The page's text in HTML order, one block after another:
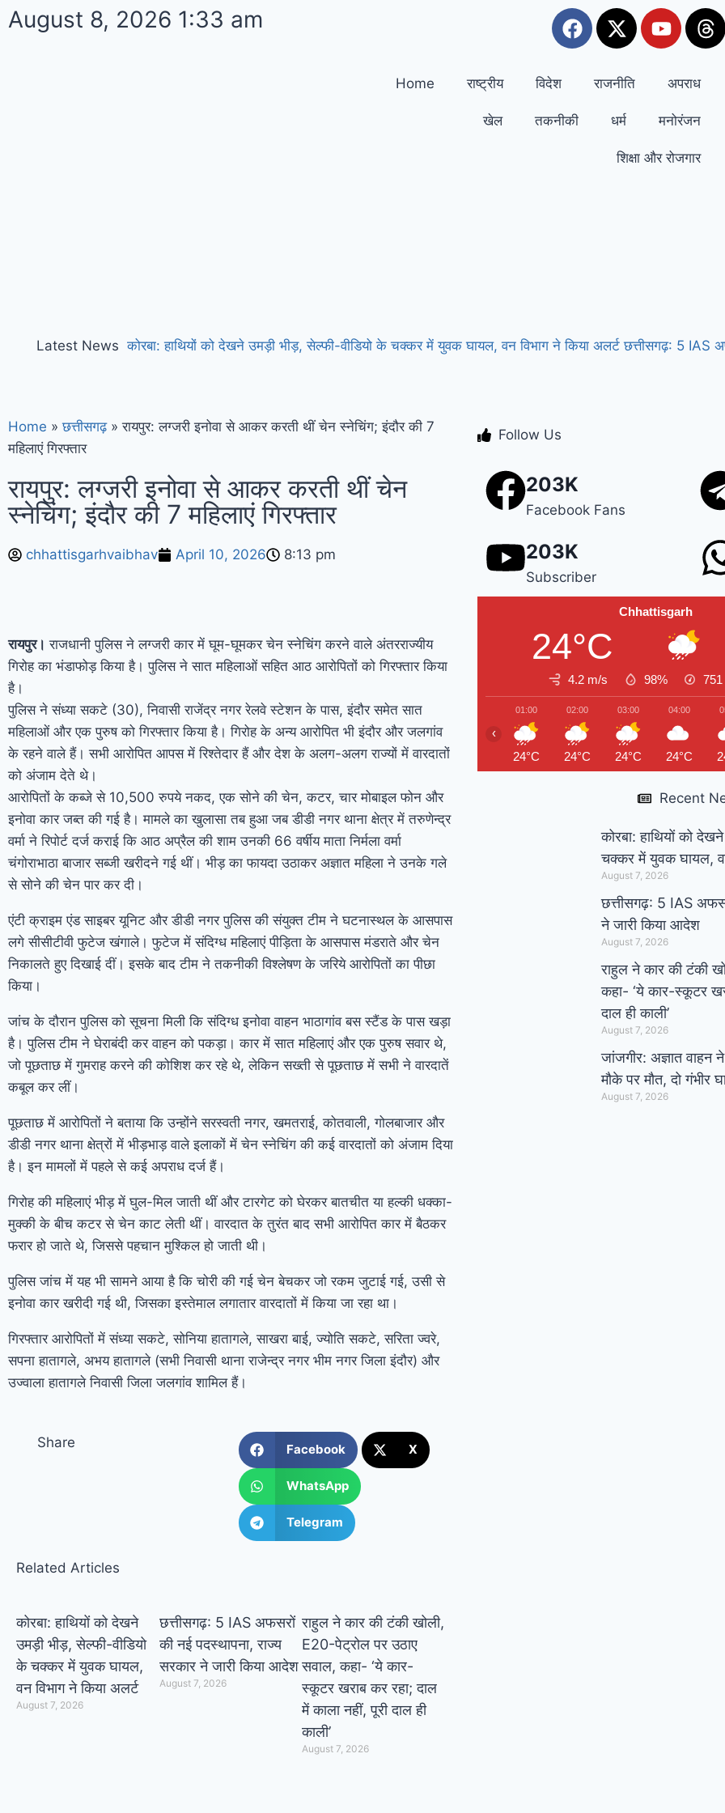
August 8, 2026 1:33 am
Home राष्ट्रीय विदेश राजनीति अपराध
खेल तकनीकी धर्म मनोरंजन
शिक्षा और रोजगार
Latest News कोरबा: हाथियों को देखने उमड़ी भीड़, सेल्फी-वीडियो के चक्कर में युवक घायल, वन विभाग ने किया अलर्ट छत्तीसगढ़: 5 IAS
महीनों पहले हुई NEET पेपर लीक साजिश, पेपर तैयार करते समय सवाल
चार्जशीट में सीबीआई का दावा
Home » छत्तीसगढ़ » रायपुर: लग्जरी इनोवा से आकर करती थीं चेन स्नेचिंग; इंदौर की 7
महिलाएं गिरफ्तार
रायपुर: लग्जरी इनोवा से आकर करती थीं चेन
स्नेचिंग; इंदौर की 7 महिलाएं गिरफ्तार
chhattisgarhvaibhav April 10, 2026 8:13 pm
रायपुर। राजधानी पुलिस ने लग्जरी कार में घूम-घूमकर चेन स्नेचिंग करने वाले अंतरराज्यीय
गिरोह का भंडाफोड़ किया है। पुलिस ने सात महिलाओं सहित आठ आरोपितों को गिरफ्तार किया
है।
पुलिस ने संध्या सकटे (30), निवासी राजेंद्र नगर रेलवे स्टेशन के पास, इंदौर समेत सात
महिलाओं और एक पुरुष को गिरफ्तार किया है। गिरोह के अन्य आरोपित भी इंदौर और जलगांव
के रहने वाले हैं। सभी आरोपित आपस में रिश्तेदार हैं और देश के अलग-अलग राज्यों में वारदातों
को अंजाम देते थे।
आरोपितों के कब्जे से 10,500 रुपये नकद, एक सोने की चेन, कटर, चार मोबाइल फोन और
इनोवा कार जब्त की गई है। मामले का खुलासा तब हुआ जब डीडी नगर थाना क्षेत्र में तरुणेन्द्र
वर्मा ने रिपोर्ट दर्ज कराई कि आठ अप्रैल की शाम उनकी 66 वर्षीय माता निर्मला वर्मा
चंगोराभाठा बाजार सब्जी खरीदने गई थीं। भीड़ का फायदा उठाकर अज्ञात महिला ने उनके गले
से सोने की चेन पार कर दी।
एंटी क्राइम एंड साइबर यूनिट और डीडी नगर पुलिस की संयुक्त टीम ने घटनास्थल के आसपास
लगे सीसीटीवी फुटेज खंगाले। फुटेज में संदिग्ध महिलाएं पीड़िता के आसपास मंडराते और चेन
निकालते हुए दिखाई दीं। इसके बाद टीम ने तकनीकी विश्लेषण के जरिये आरोपितों का पीछा
किया।
जांच के दौरान पुलिस को सूचना मिली कि संदिग्ध इनोवा वाहन भाठागांव बस स्टैंड के पास खड़ा
है। पुलिस टीम ने घेराबंदी कर वाहन को पकड़ा। कार में सात महिलाएं और एक पुरुष सवार थे,
जो पूछताछ में गुमराह करने की कोशिश कर रहे थे, लेकिन सख्ती से पूछताछ में सभी ने वारदातें
कबूल कर लीं।
पूछताछ में आरोपितों ने बताया कि उन्होंने सरस्वती नगर, खमतराई, कोतवाली, गोलबाजार और
डीडी नगर थाना क्षेत्रों में भीड़भाड़ वाले इलाकों में चेन स्नेचिंग की कई वारदातों को अंजाम दिया
है। इन मामलों में पहले से कई अपराध दर्ज हैं।
गिरोह की महिलाएं भीड़ में घुल-मिल जाती थीं और टारगेट को घेरकर बातचीत या हल्की धक्का-
मुक्की के बीच कटर से चेन काट लेती थीं। वारदात के तुरंत बाद सभी आरोपित कार में बैठकर
फरार हो जाते थे, जिससे पहचान मुश्किल हो जाती थी।
पुलिस जांच में यह भी सामने आया है कि चोरी की गई चेन बेचकर जो रकम जुटाई गई, उसी से
इनोवा कार खरीदी गई थी, जिसका इस्तेमाल लगातार वारदातों में किया जा रहा था।
गिरफ्तार आरोपितों में संध्या सकटे, सोनिया हातागले, साखरा बाई, ज्योति सकटे, सरिता ज्वरे,
सपना हातागले, अभय हातागले (सभी निवासी थाना राजेन्द्र नगर भीम नगर जिला इंदौर) और
उज्वाला हातागले निवासी जिला जलगांव शामिल हैं।
Share Facebook X
WhatsApp
Telegram
Related Articles
कोरबा: हाथियों को देखने
उमड़ी भीड़, सेल्फी-वीडियो
के चक्कर में युवक घायल,
वन विभाग ने किया अलर्ट
August 7, 2026
छत्तीसगढ़: 5 IAS अफसरों
की नई पदस्थापना, राज्य
सरकार ने जारी किया आदेश
August 7, 2026
राहुल ने कार की टंकी खोली,
E20-पेट्रोल पर उठाए
सवाल, कहा- ‘ये कार-
स्कूटर खराब कर रहा; दाल
में काला नहीं, पूरी दाल ही
काली’
August 7, 2026
Follow Us
203K
Facebook Fans
203K
Subscriber
Chhattisgarh
24°C
4.2 m/s 98% 751
01:00
24°C
02:00
24°C
03:00
24°C
04:00
24°C
‹
Recent
कोरबा: हाथियों को
चक्कर में युवक घायल,
August 7, 2026
छत्तीसगढ़: 5 IAS
ने जारी किया आदेश
August 7, 2026
राहुल ने कार की टंकी
कहा- ‘ये कार-स्कूटर
दाल ही काली’
August 7, 2026
जांजगीर: अज्ञात वाहन
मौके पर मौत, दो गंभीर
August 7, 2026